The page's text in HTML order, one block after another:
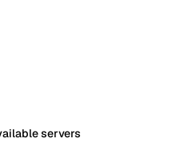
servers